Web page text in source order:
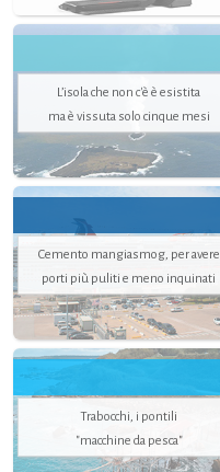
L’isola che non c'è è esistita
ma è vissuta solo cinque mesi
Cemento mangiasmog, per avere
porti più puliti e meno inquinati
Trabocchi, i pontili
"macchine da pesca"